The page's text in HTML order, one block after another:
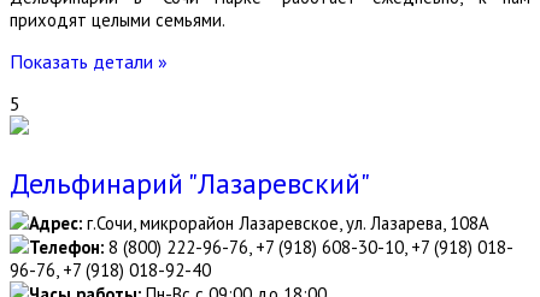
приходят целыми семьями.
Показать детали »
5
Дельфинарий "Лазаревский"
Адрес: г.Сочи, микрорайон Лазаревское, ул. Лазарева, 108А
Телефон: 8 (800) 222-96-76, +7 (918) 608-30-10, +7 (918) 018-
96-76, +7 (918) 018-92-40